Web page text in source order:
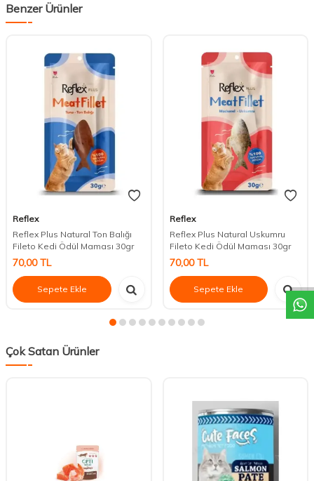
Benzer Ürünler
Reflex
Reflex Plus Natural Ton Balığı
Fileto Kedi Ödül Maması 30gr
70,00TL
Sepete Ekle
Reflex
Reflex Plus Natural Uskumru
Fileto Kedi Ödül Maması 30gr
70,00TL
Sepete Ekle
Çok Satan Ürünler